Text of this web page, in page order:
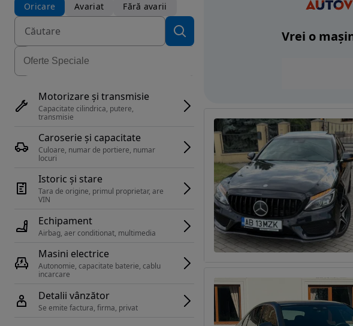
Oricare
Avariat Fără avarii
Motorizare și transmisie
Capacitate cilindrica, putere,
transmisie
Caroserie și capacitate
Culoare, numar de portiere, numar
locuri
Istoric și stare
Tara de origine, primul proprietar, are
Echipament
Airbag, aer conditionat, multimedia
Masini electrice
Autonomie, capacitate baterie, cablu
Detalii vânzător
Se emite factura, firma, privat
Vrei o